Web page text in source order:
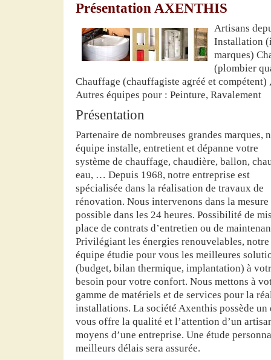
Présentation AXENTHIS
Artisans
Installation
marques)
(plombier
Chauffage (chauffagiste agréé et compétent)
Autres équipes pour : Peinture, Ravalement
Présentation
Partenaire de nombreuses grandes marques,
équipe installe, entretient et dépanne votre
système de chauffage, chaudière, ballon,
eau, … Depuis 1968, notre entreprise est
spécialisée dans la réalisation de travaux de
rénovation. Nous intervenons dans la mesure
possible dans les 24 heures. Possibilité de
place de contrats d’entretien ou de
Privilégiant les énergies renouvelables, notre
équipe étudie pour vous les meilleures
(budget, bilan thermique, implantation) à
besoin pour votre confort. Nous mettons à
gamme de matériels et de services pour la
installations. La société Axenthis possède
vous offre la qualité et l’attention d’un
moyens d’une entreprise. Une étude
meilleurs délais sera assurée.